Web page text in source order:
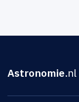
Astronomie.nl